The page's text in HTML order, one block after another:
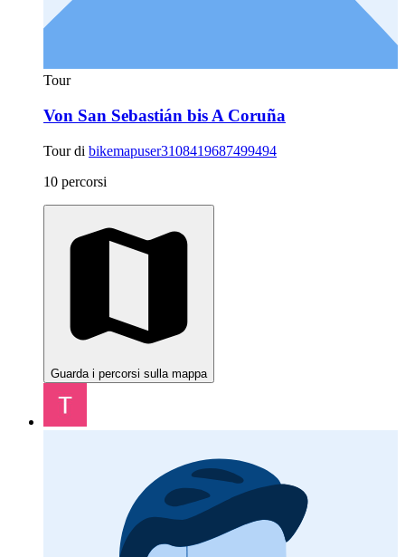
Tour
Von San Sebastián bis A Coruña
Tour di bikemapuser3108419687499494
10 percorsi
Guarda i percorsi sulla mappa